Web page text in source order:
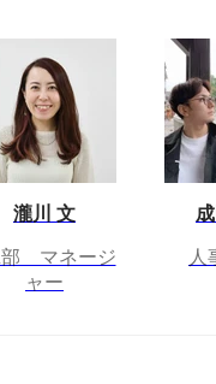
瀧川 文
部 マネージ
ャー
人